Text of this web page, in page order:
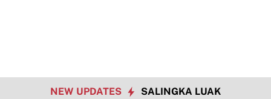
NEW UPDATES SALINGKA LUAK